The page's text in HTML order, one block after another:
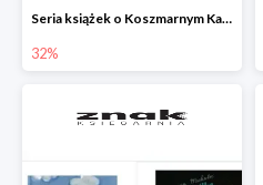
Seria książek o Koszmarnym Karolku do -32%
32%